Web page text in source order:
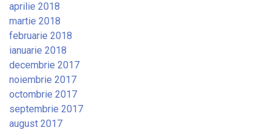
aprilie 2018
martie 2018
februarie 2018
ianuarie 2018
decembrie 2017
noiembrie 2017
octombrie 2017
septembrie 2017
august 2017